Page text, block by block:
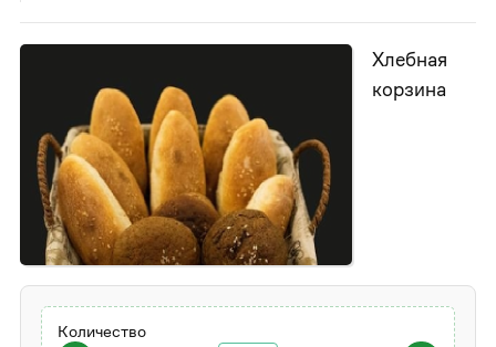
Хлебная
корзина
Количество